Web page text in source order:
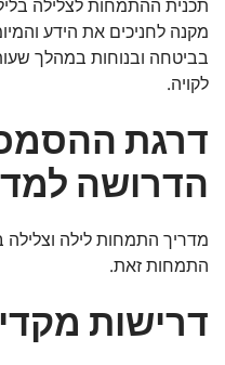
מקנה לחניכים את הידע
בביטחה ובנוחות במהלך
לקויה.
דרגת
הדרושה
מדריך התמחות לילה וצלילה
התמחות זאת.
דרישות